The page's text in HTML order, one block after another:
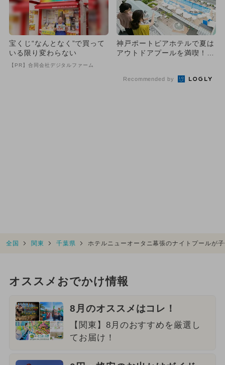
宝くじ“なんとなく”で買って
いる限り変わらない
【PR】合同会社デジタルファーム
神戸ポートピアホテルで夏は
アウトドアプールを満喫！
Recommended by
全国 関東 千葉県 ホテルニューオータニ幕張のナイトプールが
オススメおでかけ情報
8月のオススメはコレ！
【関東】8月のおすすめを厳選し
てお届け！